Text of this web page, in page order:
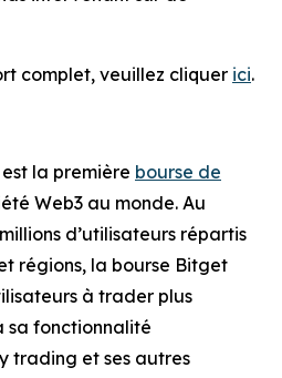
complet, veuillez cliquer ici.
la première bourse de
Web3 au monde. Au
d’utilisateurs répartis
régions, la bourse Bitget
à trader plus
sa fonctionnalité
trading et ses autres